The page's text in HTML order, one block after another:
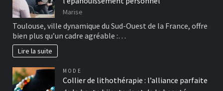
Marise
Toulouse, ville dynamique du Sud-Ouest de la France, offre
bien plus qu’un cadre agréable :…
Lire la suite
MODE
Collier de lithothérapie : l’alliance parfaite